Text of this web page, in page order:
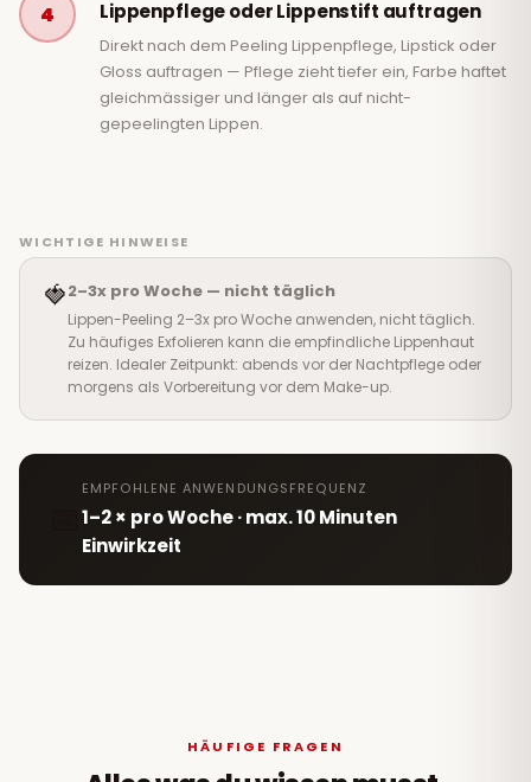
4 Lippenpflege oder Lippenstift auftragen
Direkt nach dem Peeling Lippenpflege, Lipstick oder
Gloss auftragen — Pflege zieht tiefer ein, Farbe haftet
gleichmässiger und länger als auf nicht-
gepeelingten Lippen.
WICHTIGE HINWEISE
🍓2–3x pro Woche — nicht täglich
Lippen-Peeling 2–3x pro Woche anwenden, nicht täglich.
Zu häufiges Exfolieren kann die empfindliche Lippenhaut
reizen. Idealer Zeitpunkt: abends vor der Nachtpflege oder
morgens als Vorbereitung vor dem Make-up.
EMPFOHLENE ANWENDUNGSFREQUENZ
1–2 × pro Woche · max. 10 Minuten
Einwirkzeit
HÄUFIGE FRAGEN